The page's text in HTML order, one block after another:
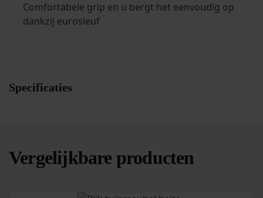
Comfortabele grip en u bergt het eenvoudig op
dankzij eurosleuf
Specificaties
Vergelijkbare producten